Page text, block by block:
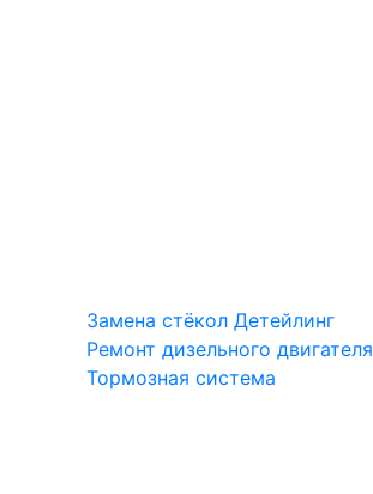
Замена стёкол Детейлинг
Ремонт дизельного двигателя
Тормозная система